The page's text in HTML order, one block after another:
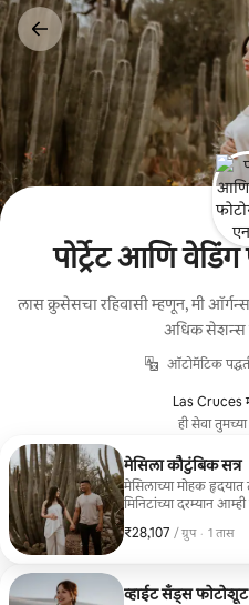
कंटेंटवर
जा
पोर्ट्रेट आणि
लास क्रुसेसचा रहिवासी म्हणून, मी
अधिक
ऑटोमॅटिक
Las Cruces
ही सेवा
मेसिला कौटुंबिक सत्र
मेसिलाच्या मोहक
मिनिटांच्या दरम्यान
करण्यासाठी तयार
₹28,107 / ग्रुप
₹28,107, प्रति ग्रुप
, · 1 तास
व्हाईट सँड्स फोटोशूट